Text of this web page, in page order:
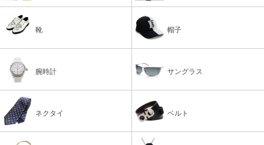
靴 帽子
腕時計 サングラス
ネクタイ ベルト